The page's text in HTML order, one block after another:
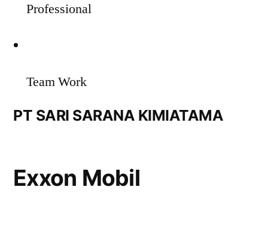
Professional
Team Work
PT SARI SARANA KIMIATAMA
Exxon Mobil